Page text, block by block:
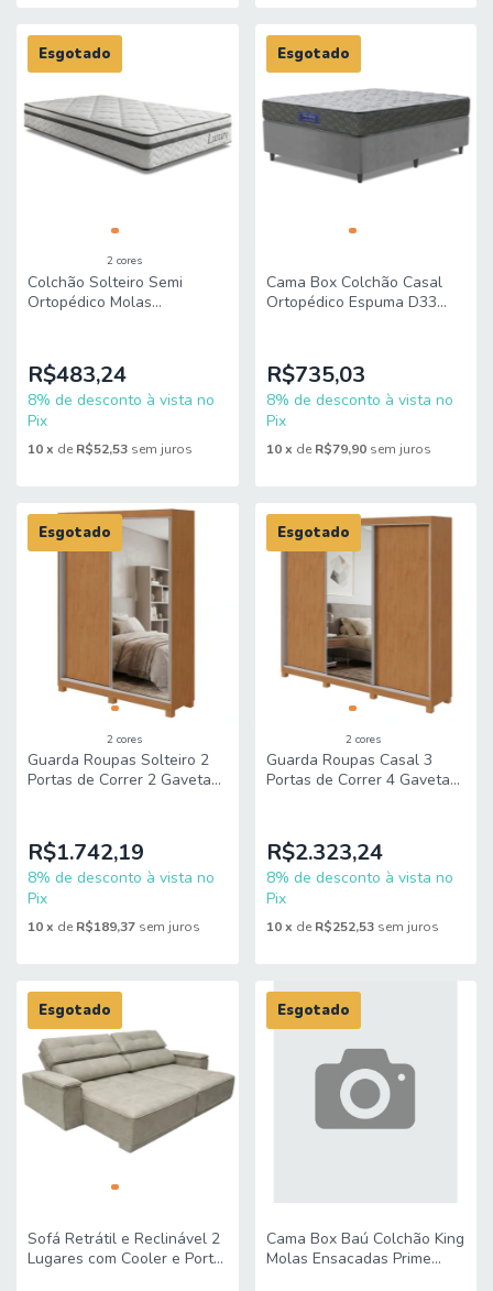
2 cores
Colchão Solteiro Semi
Ortopédico Molas
R$483,24
8% de desconto à vista no
Pix
Esgotado
10x de R$52,53 sem juros
Cama Box Colchão Casal
Ortopédico Espuma D33
R$735,03
8% de desconto à vista no
Pix
Esgotado
10 x de R$79,90 sem juros
2 cores
Guarda Roupas Solteiro 2
Portas de Correr 2 Gavetas
R$1.742,19
8% de desconto à vista no
Pix
Esgotado
10x de R$189,37 sem juros
2 cores
Guarda Roupas Casal 3
Portas de Correr 4 Gavetas
R$2.323,24
8% de desconto à vista no
Pix
Esgotado
10 x de R$252,53 sem juros
Sofá Retrátil e Reclinável 2
Lugares com Cooler e Porta
Esgotado
Cama Box Baú Colchão King
Molas Ensacadas Prime
Esgotado